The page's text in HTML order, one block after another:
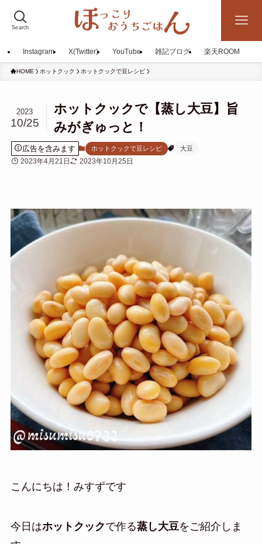
Search
Instagram X(Twitter) YouTube 雑記ブログ 楽天ROOM
HOME ホットクック ホットクックで豆レシピ
ホットクックで【蒸し大豆】旨
みがぎゅっと！
2023
10/25
広告を含みます ホットクックで豆レシピ 大豆
2023年4月21日 2023年10月25日
こんにちは！みすずです
今日はホットクックで作る蒸し大豆をご紹介しま